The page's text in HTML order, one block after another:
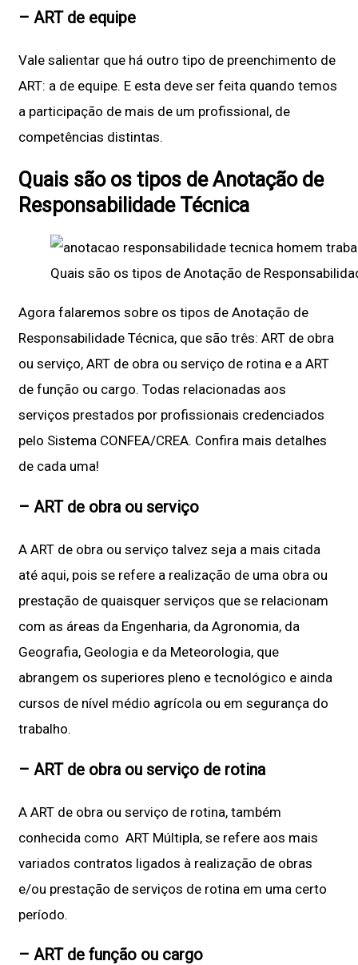
– ART de equipe
Vale salientar que há outro tipo de preenchimento de
ART: a de equipe. E esta deve ser feita quando temos
a participação de mais de um profissional, de
competências distintas.
Quais são os tipos de Anotação de
Responsabilidade Técnica
Quais são os tipos de Anotação de
Agora falaremos sobre os tipos de Anotação de
Responsabilidade Técnica, que são três: ART de obra
ou serviço, ART de obra ou serviço de rotina e a ART
de função ou cargo. Todas relacionadas aos
serviços prestados por profissionais credenciados
pelo Sistema CONFEA/CREA. Confira mais detalhes
de cada uma!
– ART de obra ou serviço
A ART de obra ou serviço talvez seja a mais citada
até aqui, pois se refere a realização de uma obra ou
prestação de quaisquer serviços que se relacionam
com as áreas da Engenharia, da Agronomia, da
Geografia, Geologia e da Meteorologia, que
abrangem os superiores pleno e tecnológico e ainda
cursos de nível médio agrícola ou em segurança do
trabalho.
– ART de obra ou serviço de rotina
A ART de obra ou serviço de rotina, também
conhecida como ART Múltipla, se refere aos mais
variados contratos ligados à realização de obras
e/ou prestação de serviços de rotina em uma certo
período.
– ART de função ou cargo